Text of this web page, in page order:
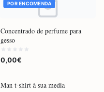
POR ENCOMENDA
Concentrado de perfume para
gesso
0,00€
Man t-shirt à sua media